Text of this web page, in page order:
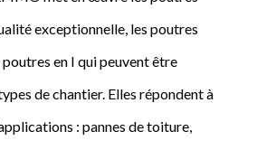
exceptionnelle, les poutres
en I qui peuvent être
de chantier. Elles répondent à
: pannes de toiture,